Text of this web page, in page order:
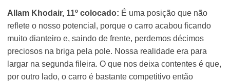
Allam Khodair, 11º colocado: É uma posição que não
reflete o nosso potencial, porque o carro acabou ficando
muito dianteiro e, saindo de frente, perdemos décimos
preciosos na briga pela pole. Nossa realidade era para
largar na segunda fileira. O que nos deixa contentes é que,
por outro lado, o carro é bastante competitivo então